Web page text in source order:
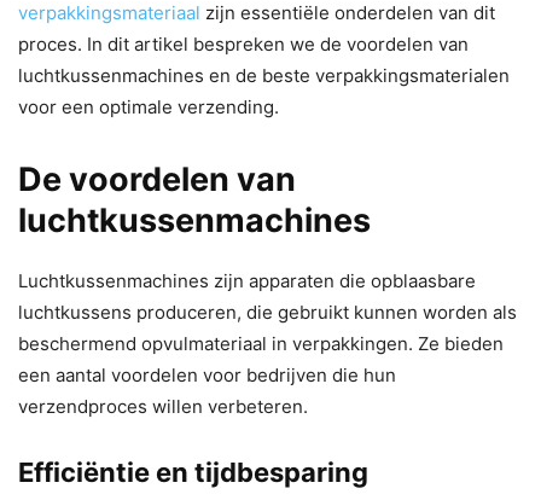
verpakkingsmateriaal zijn essentiële onderdelen van dit
proces. In dit artikel bespreken we de voordelen van
luchtkussenmachines en de beste verpakkingsmaterialen
voor een optimale verzending.
De voordelen van
luchtkussenmachines
Luchtkussenmachines zijn apparaten die opblaasbare
luchtkussens produceren, die gebruikt kunnen worden als
beschermend opvulmateriaal in verpakkingen. Ze bieden
een aantal voordelen voor bedrijven die hun
verzendproces willen verbeteren.
Efficiëntie en tijdbesparing